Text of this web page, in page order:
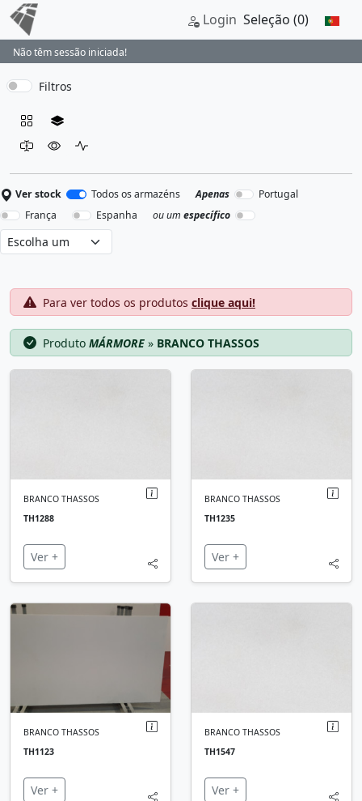
Login Seleção (0)
Não têm sessão iniciada!
Filtros
Ver stock Todos os armazéns Apenas
Portugal
França
Espanha ou umespecífico
Para ver todos os produtos clique aqui!
Produto MÁRMORE » BRANCO THASSOS
BRANCO THASSOS
TH1288
Ver +
BRANCO THASSOS
TH1235
Ver +
BRANCO THASSOS
TH1123
Ver +
BRANCO THASSOS
TH1547
Ver +